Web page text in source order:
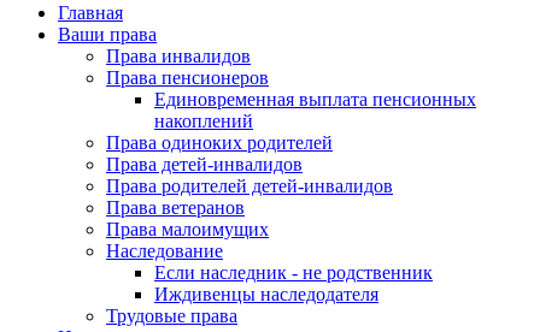
Главная
Ваши права
Права инвалидов
Права пенсионеров
Единовременная выплата пенсионных
накоплений
Права одиноких родителей
Права детей-инвалидов
Права родителей детей-инвалидов
Права ветеранов
Права малоимущих
Наследование
Если наследник - не родственник
Иждивенцы наследодателя
Трудовые права